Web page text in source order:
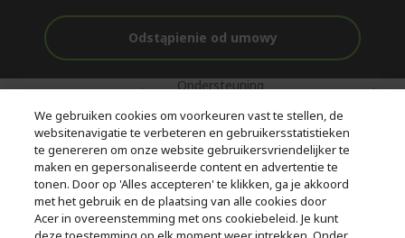
Odstąpienie od umowy
Gratis
bezorging
Ondersteuning
aankoop
Met 0%
Rente
© 2026 Acer Inc.
CPYou BV is de erkende reseller van de producten en diensten die
in deze winkel worden aangeboden.
We gebruiken cookies om voorkeuren vast te stellen, de
websitenavigatie te verbeteren en gebruikersstatistieken
te genereren om onze website gebruikersvriendelijker te
maken en gepersonaliseerde content en advertentie te
tonen. Door op 'Alles accepteren' te klikken, ga je akkoord
met het gebruik en de plaatsing van alle cookies door
Acer in overeenstemming met ons cookiebeleid. Je kunt